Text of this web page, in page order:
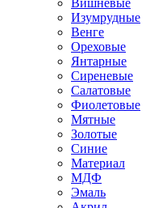
Изумрудные
Венге
Ореховые
Янтарные
Сиреневые
Салатовые
Фиолетовые
Мятные
Золотые
Синие
Материал
МДФ
Эмаль